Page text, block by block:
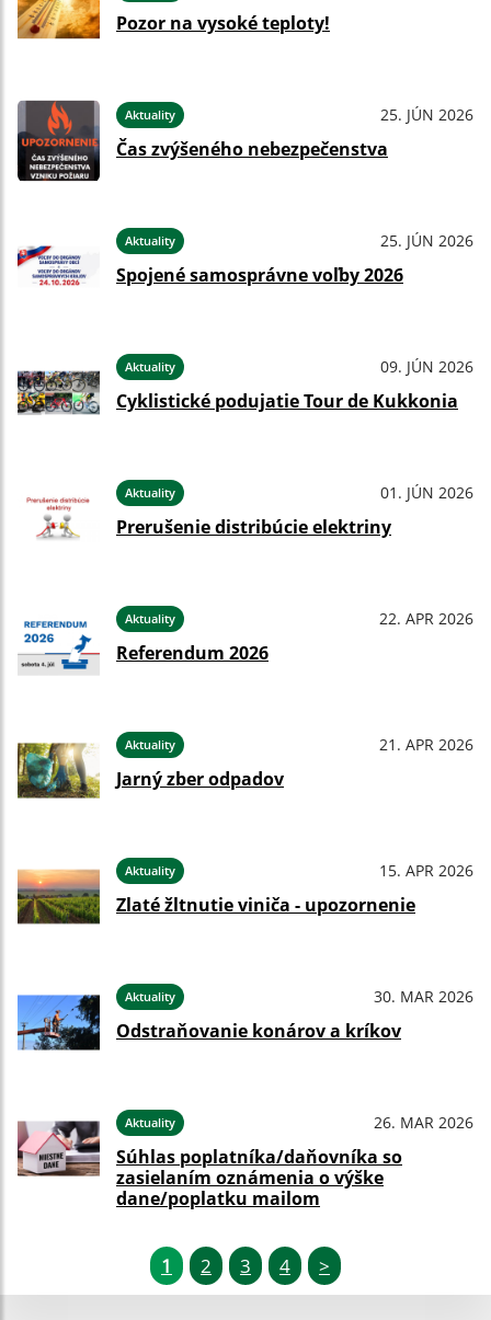
Pozor na vysoké teploty!
Aktuality 25. JÚN 2026
Čas zvýšeného nebezpečenstva
Aktuality 25. JÚN 2026
Spojené samosprávne voľby 2026
Aktuality 09. JÚN 2026
Cyklistické podujatie Tour de Kukkonia
Aktuality 01. JÚN 2026
Prerušenie distribúcie elektriny
Aktuality 22. APR 2026
Referendum 2026
Aktuality 21. APR 2026
Jarný zber odpadov
Aktuality 15. APR 2026
Zlaté žltnutie viniča - upozornenie
Aktuality 30. MAR 2026
Odstraňovanie konárov a kríkov
Aktuality 26. MAR 2026
Súhlas poplatníka/daňovníka so
zasielaním oznámenia o výške
dane/poplatku mailom
1 2 3 4 >